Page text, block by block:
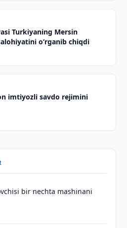
Turkiyaning Mersin
oʻrganib chiqdi
imtiyozli savdo rejimini
bir nechta mashinani